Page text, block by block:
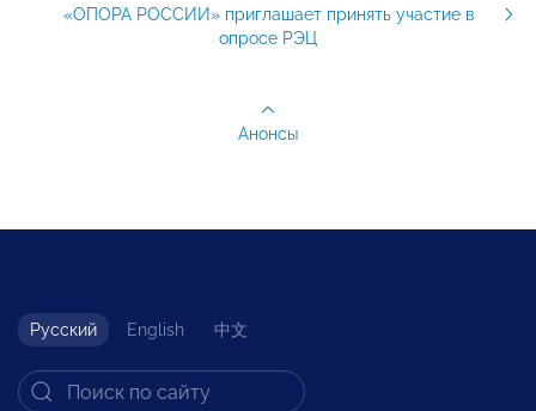
«ОПОРА РОССИИ» приглашает принять участие в
опросе РЭЦ
Анонсы
Русский English 中文